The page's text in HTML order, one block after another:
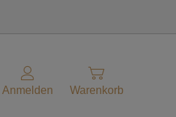
Anmelden Warenkorb